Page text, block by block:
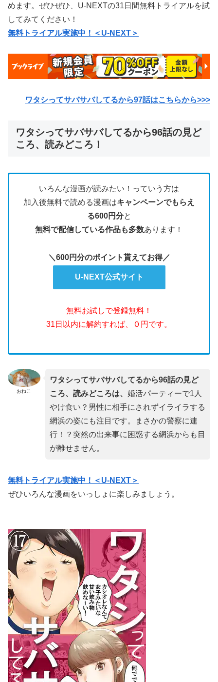
めます。ぜひぜひ、U-NEXTの31日間無料トライアルを試
してみてください！
無料トライアル実施中！＜U-NEXT＞
ワタシってサバサバしてるから97話はこちらから>>>
ワタシってサバサバしてるから96話の見ど
ころ、読みどころ！
いろんな漫画が読みたい！っていう方は
加入後無料で読める漫画はキャンペーンでもらえ
る600円分と
無料で配信している作品も多数あります！
＼600円分のポイント貰えてお得／
U-NEXT公式サイト
無料お試しで登録無料！
31日以内に解約すれば、０円です。
おねこ
ワタシってサバサバしてるから96話の見ど
ころ、読みどころは、 婚活パーティーで1人
やけ食い？男性に相手にされずイライラする
網浜の姿にも注目です。まさかの警察に連
行！？突然の出来事に困惑する網浜からも目
が離せません。
無料トライアル実施中！＜U-NEXT＞
ぜひいろんな漫画をいっしょに楽しみましょう。